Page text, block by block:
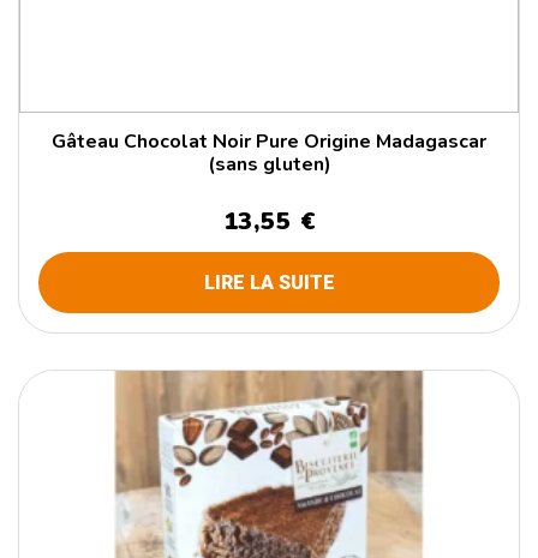
Gâteau Chocolat Noir Pure Origine Madagascar
(sans gluten)
13,55 €
LIRE LA SUITE